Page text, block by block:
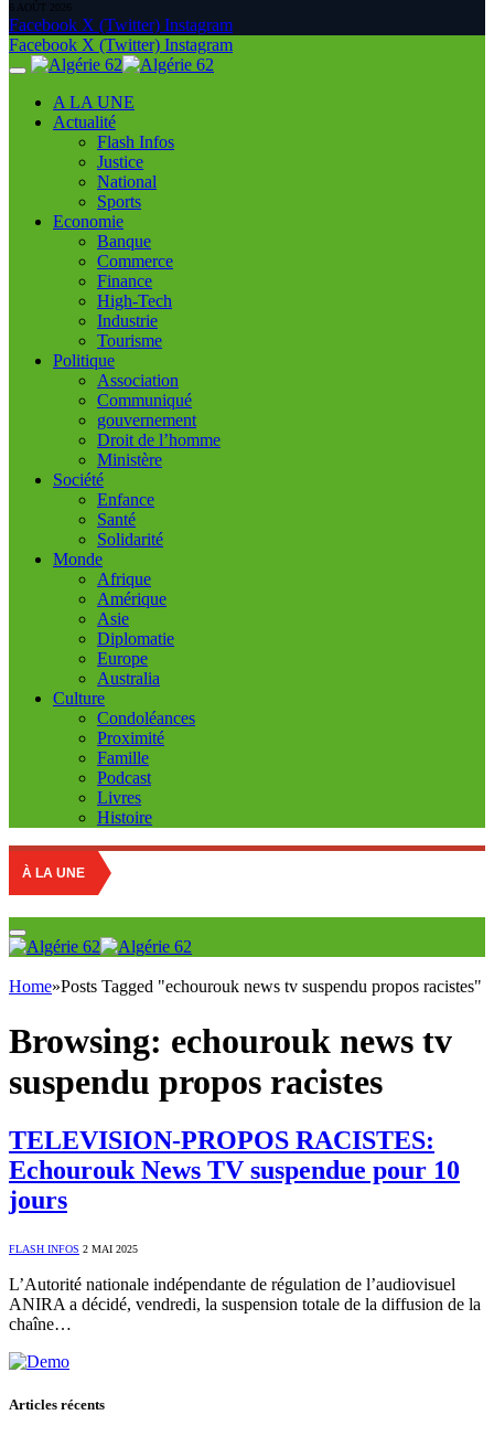
6 AOÛT 2026
Facebook X (Twitter) Instagram
Facebook X (Twitter) Instagram
A LA UNE
Actualité
Flash Infos
Justice
National
Sports
Economie
Banque
Commerce
Finance
High-Tech
Industrie
Tourisme
Politique
Association
Communiqué
gouvernement
Droit de l’homme
Ministère
Société
Enfance
Santé
Solidarité
Monde
Afrique
Amérique
Asie
Diplomatie
Europe
Australia
Culture
Condoléances
Proximité
Famille
Podcast
Livres
Histoire
À LA UNE
Home»Posts Tagged "echourouk news tv suspendu propos racistes"
Browsing: echourouk news tv
suspendu propos racistes
TELEVISION-PROPOS RACISTES:
Echourouk News TV suspendue pour 10
jours
FLASH INFOS 2 MAI 2025
L’Autorité nationale indépendante de régulation de l’audiovisuel
ANIRA a décidé, vendredi, la suspension totale de la diffusion de la
chaîne…
Articles récents